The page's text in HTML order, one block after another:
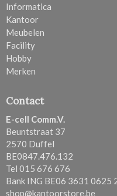
Informatica
Kantoor
Meubelen
Facility
Hobby
Merken
Contact
E-cell Comm.V.
Beuntstraat 37
2570 Duffel
BE0847.476.132
Tel 015 676 676
Bank ING BE06 3631 0625
shop@kantoorstore.be